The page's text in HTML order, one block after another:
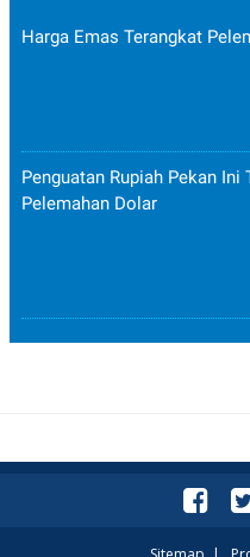
Harga Emas Terangkat
Penguatan Rupiah Pekan Ini
Pelemahan Dolar